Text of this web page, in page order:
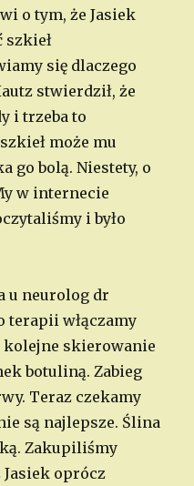
o tym, że Jasiek
szkieł
się dlaczego
stwierdził, że
i trzeba to
może mu
go bolą. Niestety, o
w internecie
i było
u neurolog dr
terapii włączamy
kolejne skierowanie
botuliną. Zabieg
Teraz czekamy
są najlepsze. Ślina
Zakupiliśmy
oprócz